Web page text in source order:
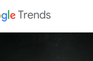
Trends